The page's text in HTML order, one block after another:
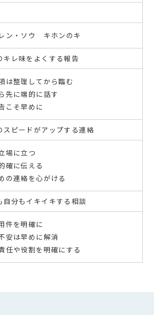
ン・ソウ キホンのキ
レ味をよくする報告
は整理してから臨む
先に端的に話す
こそ早めに
ピードがアップする連絡
場に立つ
確に伝える
の連絡を心がける
分もイキイキする相談
件を明確に
安は早めに解消
任や役割を明確にする